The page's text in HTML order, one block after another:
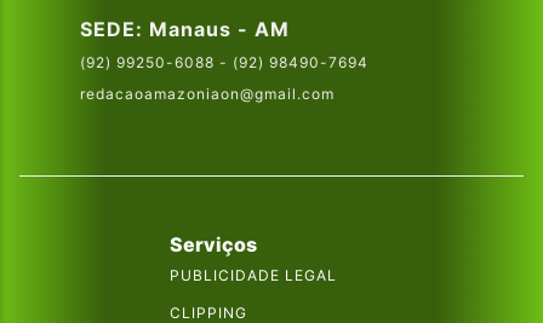
SEDE: Manaus - AM
(92) 99250-6088 - (92) 98490-7694
redacaoamazoniaon@gmail.com
Serviços
PUBLICIDADE LEGAL
CLIPPING